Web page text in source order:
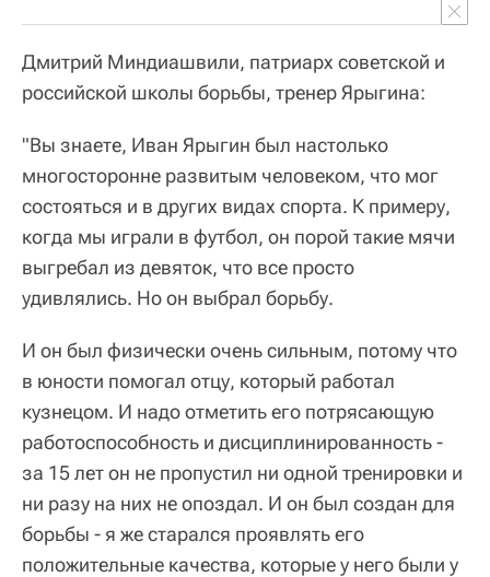
Дмитрий Миндиашвили, патриарх советской и
российской школы борьбы, тренер Ярыгина:
"Вы знаете, Иван Ярыгин был настолько
многосторонне развитым человеком, что мог
состояться и в других видах спорта. К примеру,
когда мы играли в футбол, он порой такие мячи
выгребал из девяток, что все просто
удивлялись. Но он выбрал борьбу.
И он был физически очень сильным, потому что
в юности помогал отцу, который работал
кузнецом. И надо отметить его потрясающую
работоспособность и дисциплинированность -
за 15 лет он не пропустил ни одной тренировки и
ни разу на них не опоздал. И он был создан для
борьбы - я же старался проявлять его
положительные качества, которые у него были у